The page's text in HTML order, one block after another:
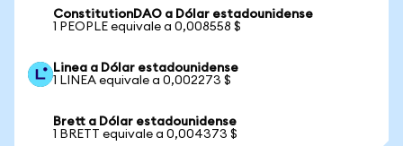
ConstitutionDAO a Dólar estadounidense
1 PEOPLE equivale a 0,008558 $
Linea a Dólar estadounidense
1 LINEA equivale a 0,002273 $
Brett a Dólar estadounidense
1 BRETT equivale a 0,004373 $